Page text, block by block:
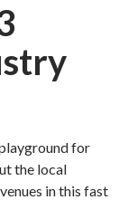
for
the local
in this fast